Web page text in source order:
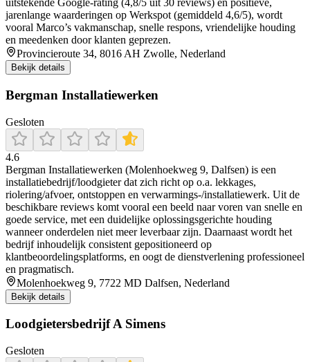
uitstekende Google‑rating (4,8/5 uit 30 reviews) en positieve,
jarenlange waarderingen op Werkspot (gemiddeld 4,6/5), wordt
vooral Marco’s vakmanschap, snelle respons, vriendelijke houding
en meedenken door klanten geprezen.
Provincieroute 34, 8016 AH Zwolle, Nederland
Bekijk details
Bergman Installatiewerken
Gesloten
4.6
Bergman Installatiewerken (Molenhoekweg 9, Dalfsen) is een
installatiebedrijf/loodgieter dat zich richt op o.a. lekkages,
riolering/afvoer, ontstoppen en verwarmings-/installatiewerk. Uit de
beschikbare reviews komt vooral een beeld naar voren van snelle en
goede service, met een duidelijke oplossingsgerichte houding
wanneer onderdelen niet meer leverbaar zijn. Daarnaast wordt het
bedrijf inhoudelijk consistent gepositioneerd op
klantbeoordelingsplatforms, en oogt de dienstverlening professioneel
en pragmatisch.
Molenhoekweg 9, 7722 MD Dalfsen, Nederland
Bekijk details
Loodgietersbedrijf A Simens
Gesloten